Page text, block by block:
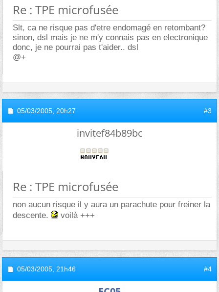
Re : TPE microfusée
Slt, ca ne risque pas d'etre endomagé en retombant?
sinon, dsl mais je ne m'y connais pas en electronique
donc, je ne pourrai pas t'aider.. dsl
@+
05/03/2005, 20h27 #3
invitef84b89bc
Re : TPE microfusée
non aucun risque il y aura un parachute pour freiner la
descente.
voilà +++
05/03/2005, 21h46 #4